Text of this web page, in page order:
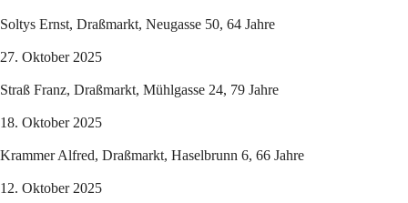
Soltys Ernst, Draßmarkt, Neugasse 50, 64 Jahre
27. Oktober 2025
Straß Franz, Draßmarkt, Mühlgasse 24, 79 Jahre
18. Oktober 2025
Krammer Alfred, Draßmarkt, Haselbrunn 6, 66 Jahre
12. Oktober 2025